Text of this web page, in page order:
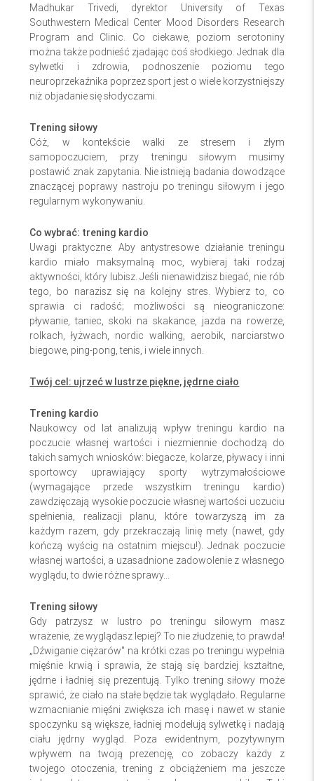
Madhukar Trivedi, dyrektor University of Texas
Southwestern Medical Center Mood Disorders Research
Program and Clinic. Co ciekawe, poziom serotoniny
można także podnieść zjadając coś słodkiego. Jednak dla
sylwetki i zdrowia, podnoszenie poziomu tego
neuroprzekaźnika poprzez sport jest o wiele korzystniejszy
niż objadanie się słodyczami.
Trening siłowy
Cóż, w kontekście walki ze stresem i złym
samopoczuciem, przy treningu siłowym musimy
postawić znak zapytania. Nie istnieją badania dowodzące
znaczącej poprawy nastroju po treningu siłowym i jego
regularnym wykonywaniu.
Co wybrać: trening kardio
Uwagi praktyczne: Aby antystresowe działanie treningu
kardio miało maksymalną moc, wybieraj taki rodzaj
aktywności, który lubisz. Jeśli nienawidzisz biegać, nie rób
tego, bo narazisz się na kolejny stres. Wybierz to, co
sprawia ci radość; możliwości są nieograniczone:
pływanie, taniec, skoki na skakance, jazda na rowerze,
rolkach, łyżwach, nordic walking, aerobik, narciarstwo
biegowe, ping-pong, tenis, i wiele innych.
Twój cel: ujrzeć w lustrze piękne, jędrne ciało
Trening kardio
Naukowcy od lat analizują wpływ treningu kardio na
poczucie własnej wartości i niezmiennie dochodzą do
takich samych wniosków: biegacze, kolarze, pływacy i inni
sportowcy uprawiający sporty wytrzymałościowe
(wymagające przede wszystkim treningu kardio)
zawdzięczają wysokie poczucie własnej wartości uczuciu
spełnienia, realizacji planu, które towarzyszą im za
każdym razem, gdy przekraczają linię mety (nawet, gdy
kończą wyścig na ostatnim miejscu!). Jednak poczucie
własnej wartości, a uzasadnione zadowolenie z własnego
wyglądu, to dwie różne sprawy...
Trening siłowy
Gdy patrzysz w lustro po treningu siłowym masz
wrażenie, że wyglądasz lepiej? To nie złudzenie, to prawda!
„Dźwiganie ciężarów" na krótki czas po treningu wypełnia
mięśnie krwią i sprawia, że stają się bardziej kształtne,
jędrne i ładniej się prezentują. Tylko trening siłowy może
sprawić, że ciało na stałe będzie tak wyglądało. Regularne
wzmacnianie mięśni zwiększa ich masę i nawet w stanie
spoczynku są większe, ładniej modelują sylwetkę i nadają
ciału jędrny wygląd. Poza ewidentnym, pozytywnym
wpływem na twoją prezencję, co zobaczy każdy z
twojego otoczenia, trening z obciążeniem ma jeszcze